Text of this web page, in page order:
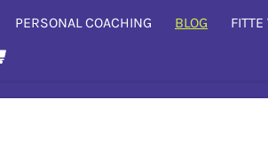
PERSONAL COACHING BLOG